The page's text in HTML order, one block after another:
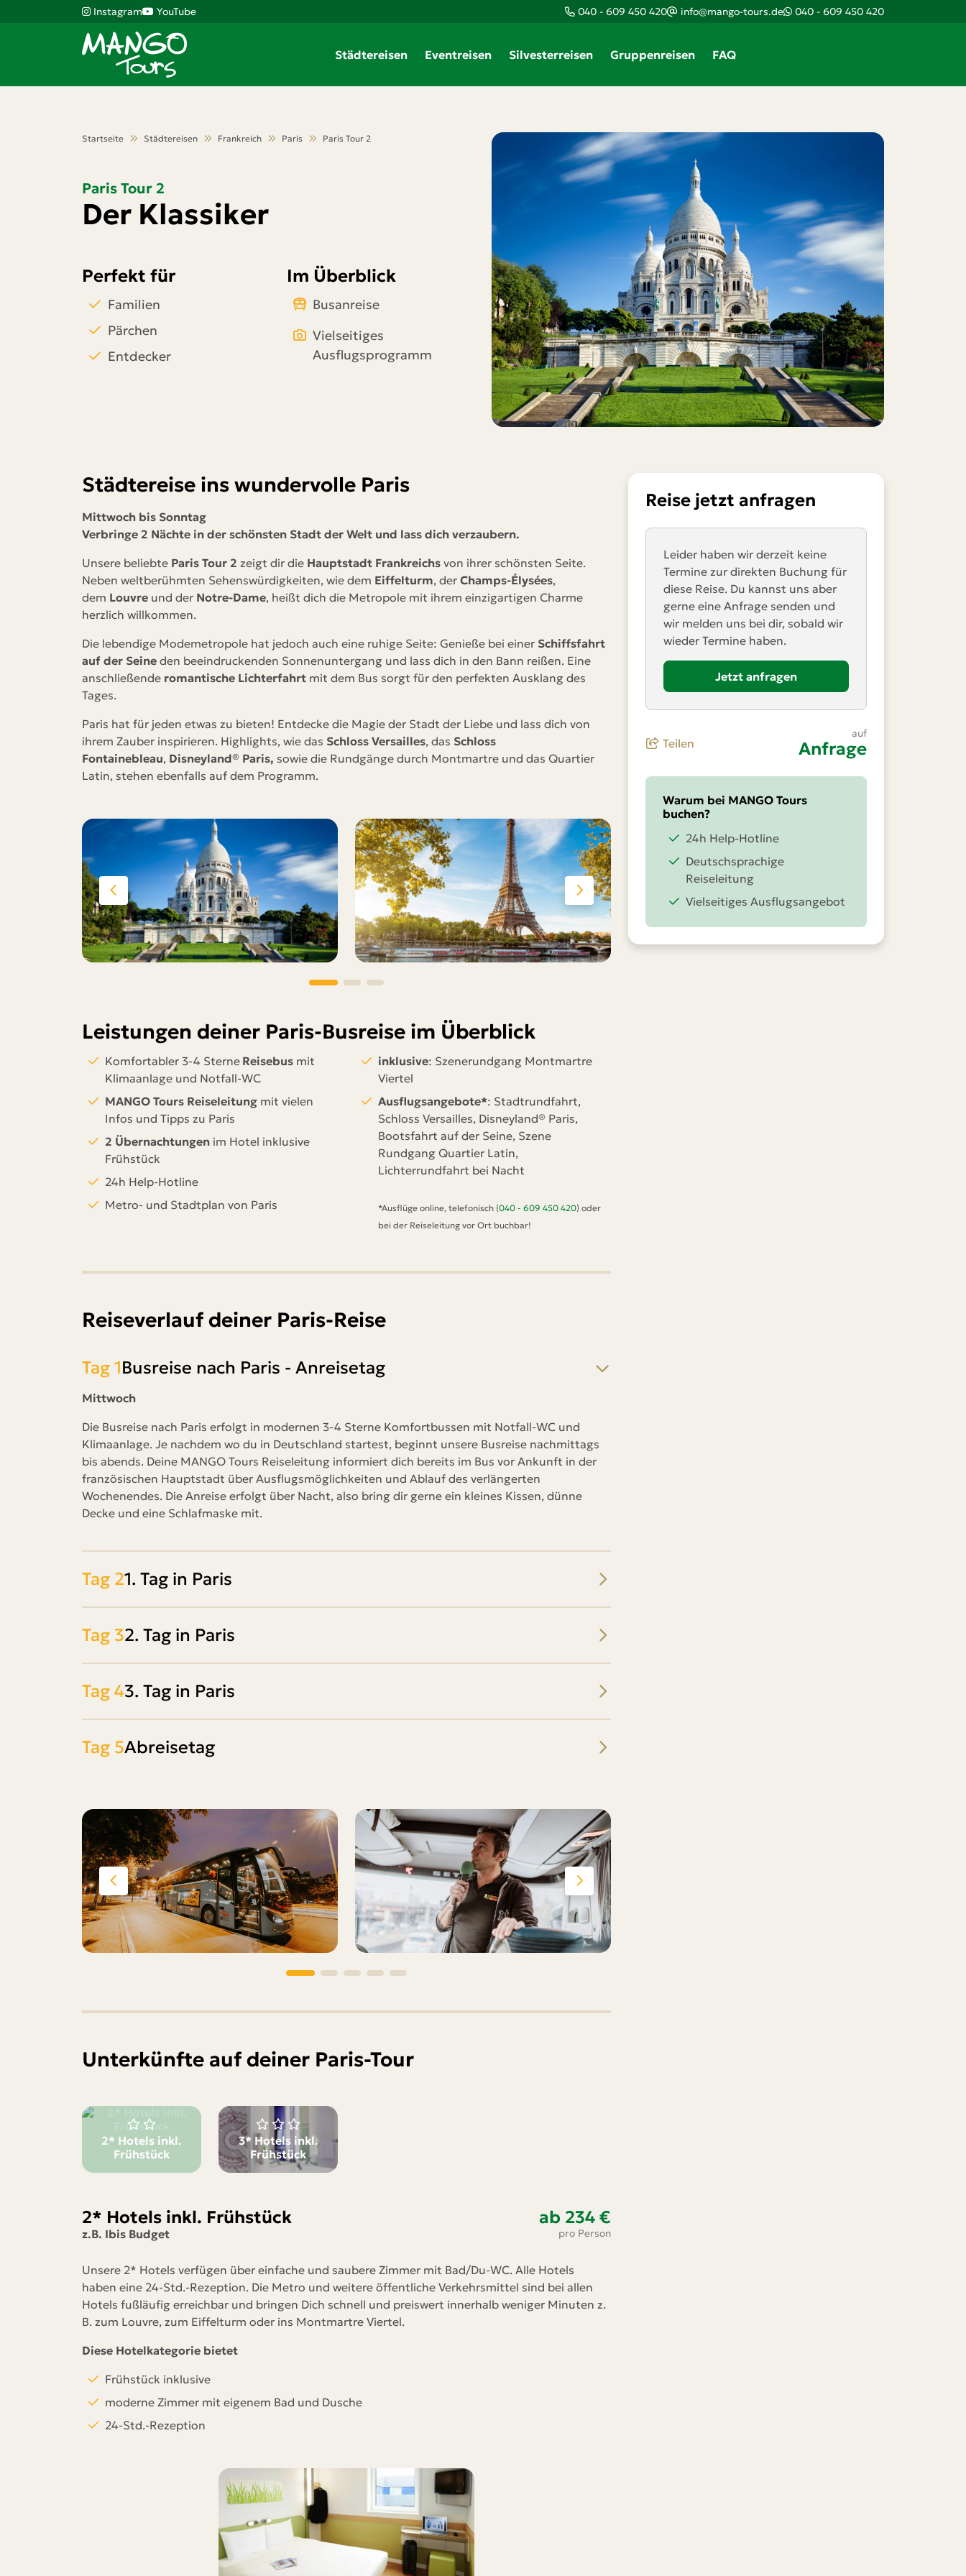
Instagram YouTube 040 - 609 450 420 info@mango-tours.de 040 - 609 450 420
Städtereisen Eventreisen Silvesterreisen Gruppenreisen FAQ
Startseite Städtereisen Frankreich Paris Paris Tour 2
Paris Tour 2
Der Klassiker
Perfekt für
Familien
Pärchen
Entdecker
Im Überblick
Busanreise
Vielseitiges
Ausflugsprogramm
Städtereise ins wundervolle Paris
Mittwoch bis Sonntag
Verbringe 2 Nächte in der schönsten Stadt der Welt und lass dich verzaubern.
Unsere beliebte Paris Tour 2 zeigt dir die Hauptstadt Frankreichs von ihrer schönsten Seite.
Neben weltberühmten Sehenswürdigkeiten, wie dem Eiffelturm, der Champs-Élysées,
dem Louvre und der Notre-Dame, heißt dich die Metropole mit ihrem einzigartigen Charme
herzlich willkommen.
Die lebendige Modemetropole hat jedoch auch eine ruhige Seite: Genieße bei einer Schiffsfahrt
auf der Seine den beeindruckenden Sonnenuntergang und lass dich in den Bann reißen. Eine
anschließende romantische Lichterfahrt mit dem Bus sorgt für den perfekten Ausklang des
Tages.
Paris hat für jeden etwas zu bieten! Entdecke die Magie der Stadt der Liebe und lass dich von
ihrem Zauber inspirieren. Highlights, wie das Schloss Versailles, das Schloss
Fontainebleau, Disneyland® Paris, sowie die Rundgänge durch Montmartre und das Quartier
Latin, stehen ebenfalls auf dem Programm.
Leistungen deiner Paris-Busreise im Überblick
Komfortabler 3-4 Sterne Reisebus mit
Klimaanlage und Notfall-WC
MANGO Tours Reiseleitung mit vielen
Infos und Tipps zu Paris
2 Übernachtungen im Hotel inklusive
Frühstück
24h Help-Hotline
Metro- und Stadtplan von Paris
inklusive: Szenerundgang Montmartre
Viertel
Ausflugsangebote*: Stadtrundfahrt,
Schloss Versailles, Disneyland® Paris,
Bootsfahrt auf der Seine, Szene
Rundgang Quartier Latin,
Lichterrundfahrt bei Nacht
*Ausflüge online, telefonisch (040 - 609 450 420) oder
bei der Reiseleitung vor Ort buchbar!
Reiseverlauf deiner Paris-Reise
Tag 1Busreise nach Paris - Anreisetag
Mittwoch
Die Busreise nach Paris erfolgt in modernen 3-4 Sterne Komfortbussen mit Notfall-WC und
Klimaanlage. Je nachdem wo du in Deutschland startest, beginnt unsere Busreise nachmittags
bis abends. Deine MANGO Tours Reiseleitung informiert dich bereits im Bus vor Ankunft in der
französischen Hauptstadt über Ausflugsmöglichkeiten und Ablauf des verlängerten
Wochenendes. Die Anreise erfolgt über Nacht, also bring dir gerne ein kleines Kissen, dünne
Decke und eine Schlafmaske mit.
Tag 21. Tag in Paris
Tag 32. Tag in Paris
Tag 43. Tag in Paris
Tag 5Abreisetag
Unterkünfte auf deiner Paris-Tour
2* Hotels inkl.
Frühstück
3* Hotels inkl.
Frühstück
2* Hotels inkl. Frühstück
z.B. Ibis Budget
ab 234 €
pro Person
Unsere 2* Hotels verfügen über einfache und saubere Zimmer mit Bad/Du-WC. Alle Hotels
haben eine 24-Std.-Rezeption. Die Metro und weitere öffentliche Verkehrsmittel sind bei allen
Hotels fußläufig erreichbar und bringen Dich schnell und preiswert innerhalb weniger Minuten z.
B. zum Louvre, zum Eiffelturm oder ins Montmartre Viertel.
Diese Hotelkategorie bietet
Frühstück inklusive
moderne Zimmer mit eigenem Bad und Dusche
24-Std.-Rezeption
Reise jetzt anfragen
Leider haben wir derzeit keine
Termine zur direkten Buchung für
diese Reise. Du kannst uns aber
gerne eine Anfrage senden und
wir melden uns bei dir, sobald wir
wieder Termine haben.
Jetzt anfragen
Teilen
Teile diese Reise
Der Klassiker
Messenger
Twitter
WhatsApp
Telegram
per E-Mail senden
auf
Anfrage
Warum bei MANGO Tours
buchen?
24h Help-Hotline
Deutschsprachige
Reiseleitung
Vielseitiges Ausflugsangebot